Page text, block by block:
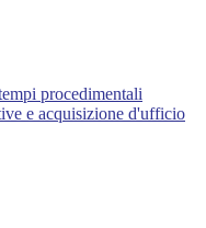
procedimentali
e acquisizione d'ufficio